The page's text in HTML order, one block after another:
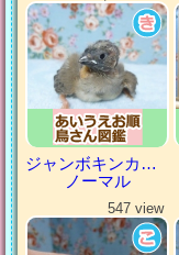
ジャンボキンカチョウ
ノーマル
547 view